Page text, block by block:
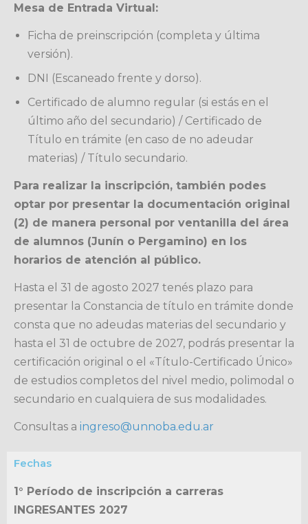
Mesa de Entrada Virtual:
Ficha de preinscripción (completa y última
versión).
DNI (Escaneado frente y dorso).
Certificado de alumno regular (si estás en el
último año del secundario) / Certificado de
Título en trámite (en caso de no adeudar
materias) / Título secundario.
Para realizar la inscripción, también podes
optar por presentar la documentación original
(2) de manera personal por ventanilla del área
de alumnos (Junín o Pergamino) en los
horarios de atención al público.
Hasta el 31 de agosto 2027 tenés plazo para
presentar la Constancia de título en trámite donde
consta que no adeudas materias del secundario y
hasta el 31 de octubre de 2027, podrás presentar la
certificación original o el «Título-Certificado Único»
de estudios completos del nivel medio, polimodal o
secundario en cualquiera de sus modalidades.
Consultas a ingreso@unnoba.edu.ar
Fechas
1° Período de inscripción a carreras
INGRESANTES 2027